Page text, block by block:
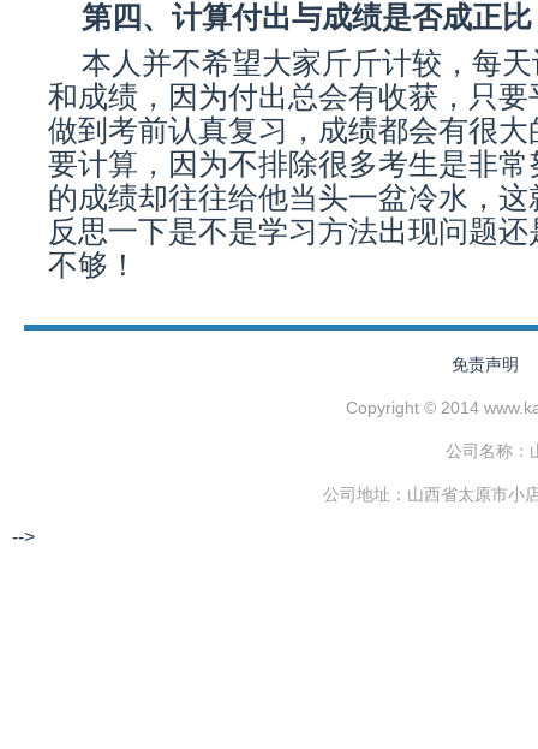
第四、计算付出与成绩是否成正比
本人并不希望大家斤斤计较，每
和成绩，因为付出总会有收获，只
做到考前认真复习，成绩都会有很
要计算，因为不排除很多考生是非
的成绩却往往给他当头一盆冷水，
反思一下是不是学习方法出现问题
不够！
免责声明
Copyright © 2014
公司名称：
公司地址：山西省太原市小
-->